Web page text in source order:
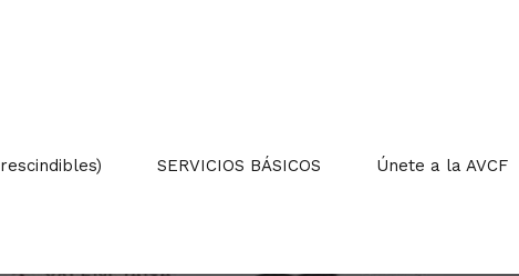
SERVICIOS BÁSICOS Únete a la AVCF